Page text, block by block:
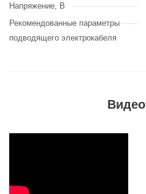
Напряжение, В
Рекомендованные параметры
подводящего электрокабеля
Видео